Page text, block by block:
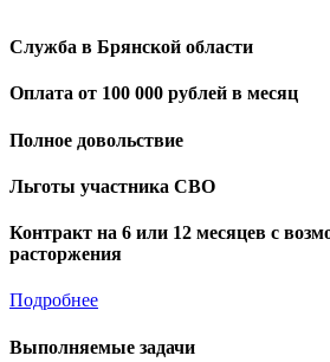
Служба в Брянской области
Оплата от 100 000 рублей в месяц
Полное довольствие
Льготы участника СВО
Контракт на 6 или 12 месяцев с
расторжения
Подробнее
Выполняемые задачи